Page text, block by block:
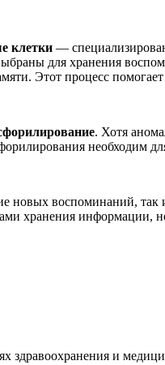
клетки —
для хранения
Этот процесс
. Хотя
необходим
новых воспоминаний,
хранения информации,
здравоохранения и